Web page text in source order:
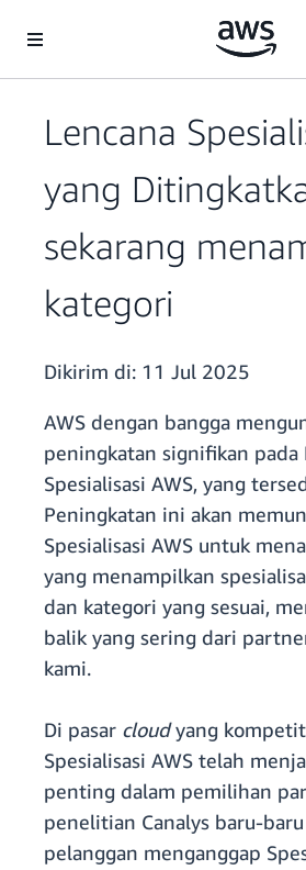
Lencana
yang
sekarang
kategori
Dikirim di: 11 Jul 2025
AWS dengan bangga
peningkatan signifikan pada
Spesialisasi AWS, yang
Peningkatan ini akan
Spesialisasi AWS untuk
yang menampilkan
dan kategori yang sesuai,
balik yang sering dari
kami.
Di pasar cloudyang
Spesialisasi AWS telah
penting dalam pemilihan
penelitian Canalys baru-
pelanggan menganggap